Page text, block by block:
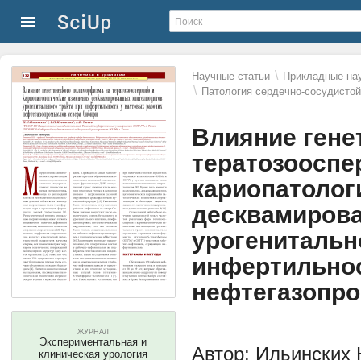
Научные статьи \ Прикладные
\ Патология сердечно-
Влияние
ЖУРНАЛ
Экспериментальная и
клиническая урология
Автор: